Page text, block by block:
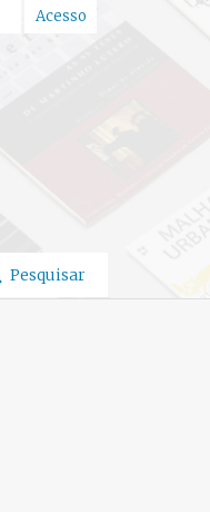
Pesquisar
Acesso